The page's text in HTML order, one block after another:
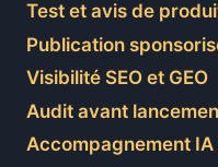
Test et avis de
Publication
Visibilité SEO et GEO
Audit avant
Accompagnement